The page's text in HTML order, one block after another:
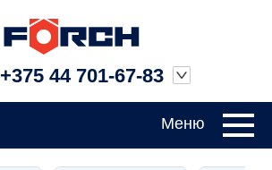
+375 44 701-67-83
Меню